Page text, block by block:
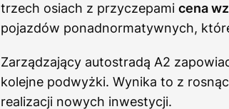
trzech osiach z przyczepami cena
pojazdów ponadnormatywnych,
Zarządzający autostradą A2
kolejne podwyżki. Wynika to z
realizacji nowych inwestycji.